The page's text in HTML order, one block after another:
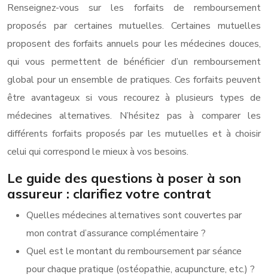
Renseignez-vous sur les forfaits de remboursement
proposés par certaines mutuelles. Certaines mutuelles
proposent des forfaits annuels pour les médecines douces,
qui vous permettent de bénéficier d’un remboursement
global pour un ensemble de pratiques. Ces forfaits peuvent
être avantageux si vous recourez à plusieurs types de
médecines alternatives. N’hésitez pas à comparer les
différents forfaits proposés par les mutuelles et à choisir
celui qui correspond le mieux à vos besoins.
Le guide des questions à poser à son
assureur : clarifiez votre contrat
Quelles médecines alternatives sont couvertes par
mon contrat d’assurance complémentaire ?
Quel est le montant du remboursement par séance
pour chaque pratique (ostéopathie, acupuncture, etc.) ?